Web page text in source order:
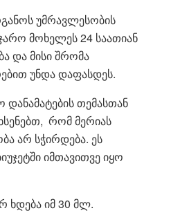
უმრავლესობის
მოხელეს 24 საათიან
და მისი შრომა
უნდა დაფასდეს.
დანამატების თემასთან
რომ მერიას
არ სჭირდება. ეს
იმთავითვე იყო
ხდება იმ 30 მლ.